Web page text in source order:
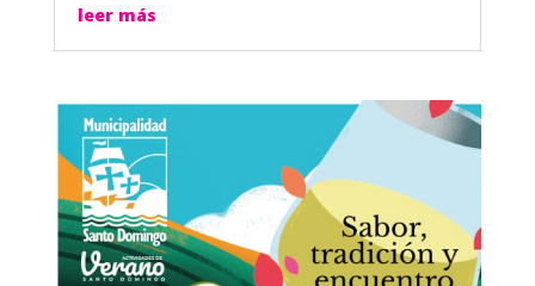
leer más